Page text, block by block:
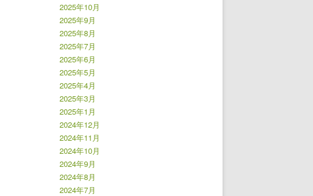
2025年10月
2025年9月
2025年8月
2025年7月
2025年6月
2025年5月
2025年4月
2025年3月
2025年1月
2024年12月
2024年11月
2024年10月
2024年9月
2024年8月
2024年7月